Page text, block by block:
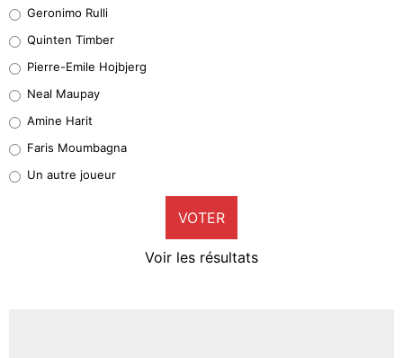
32%
5%
1%
9%
Geronimo Rulli
Quinten Timber
Pierre-Emile Hojbjerg
Neal Maupay
Amine Harit
Faris Moumbagna
Un autre joueur
VOTER
Voir les résultats